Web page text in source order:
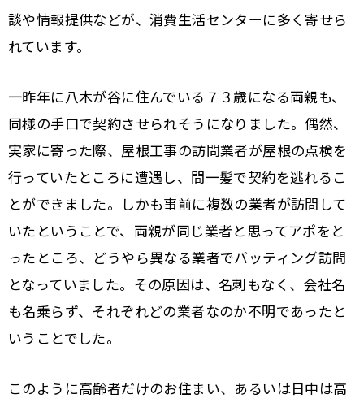
談や情報提供などが、消費生活センターに多く寄せら
れています。
一昨年に八木が谷に住んでいる７３歳になる両親も、
同様の手口で契約させられそうになりました。偶然、
実家に寄った際、屋根工事の訪問業者が屋根の点検を
行っていたところに遭遇し、間一髪で契約を逃れるこ
とができました。しかも事前に複数の業者が訪問して
いたということで、両親が同じ業者と思ってアポをと
ったところ、どうやら異なる業者でバッティング訪問
となっていました。その原因は、名刺もなく、会社名
も名乗らず、それぞれどの業者なのか不明であったと
いうことでした。
このように高齢者だけのお住まい、あるいは日中は高